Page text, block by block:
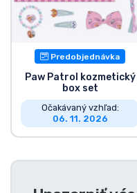
Predobjednávka
Paw Patrol kozmetický
box set
Očakávaný vzhľad:
06. 11. 2026
Typy výrobkov
Značky